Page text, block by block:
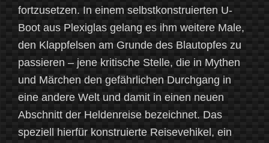
fortzusetzen. In einem selbstkonstruierten U-
Boot aus Plexiglas gelang es ihm weitere Male,
den Klappfelsen am Grunde des Blautopfes zu
passieren – jene kritische Stelle, die in Mythen
und Märchen den gefährlichen Durchgang in
eine andere Welt und damit in einen neuen
Abschnitt der Heldenreise bezeichnet. Das
speziell hierfür konstruierte Reisevehikel, ein